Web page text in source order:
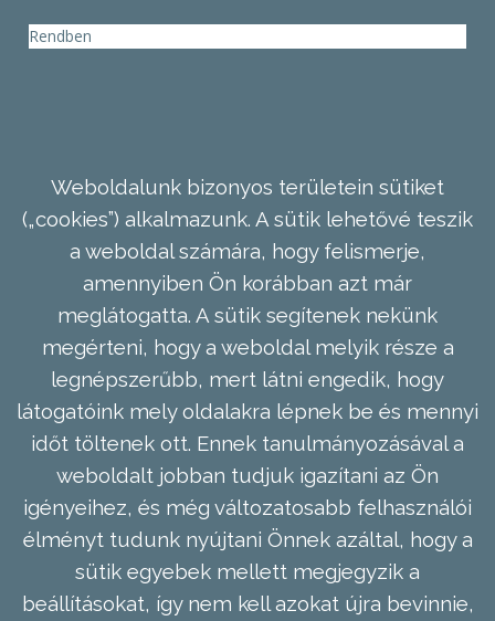
Rendben
Weboldalunk bizonyos területein sütiket
(„cookies”) alkalmazunk. A sütik lehetővé teszik
a weboldal számára, hogy felismerje,
amennyiben Ön korábban azt már
meglátogatta. A sütik segítenek nekünk
megérteni, hogy a weboldal melyik része a
legnépszerűbb, mert látni engedik, hogy
látogatóink mely oldalakra lépnek be és mennyi
időt töltenek ott. Ennek tanulmányozásával a
weboldalt jobban tudjuk igazítani az Ön
igényeihez, és még változatosabb felhasználói
élményt tudunk nyújtani Önnek azáltal, hogy a
sütik egyebek mellett megjegyzik a
beállításokat, így nem kell azokat újra bevinnie,